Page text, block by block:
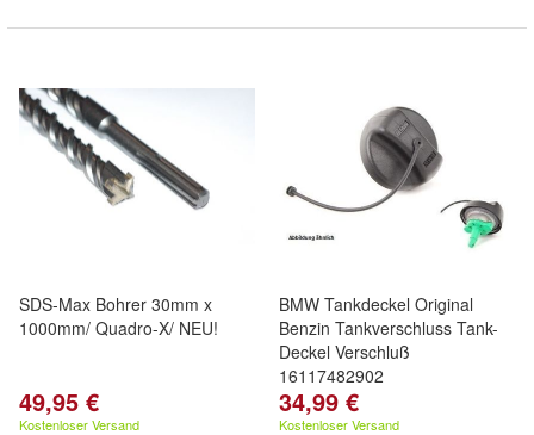
SDS-Max Bohrer 30mm x
1000mm/ Quadro-X/ NEU!
49,95 €
Kostenloser Versand
BMW Tankdeckel Original
Benzin Tankverschluss Tank-
Deckel Verschluß
16117482902
34,99 €
Kostenloser Versand